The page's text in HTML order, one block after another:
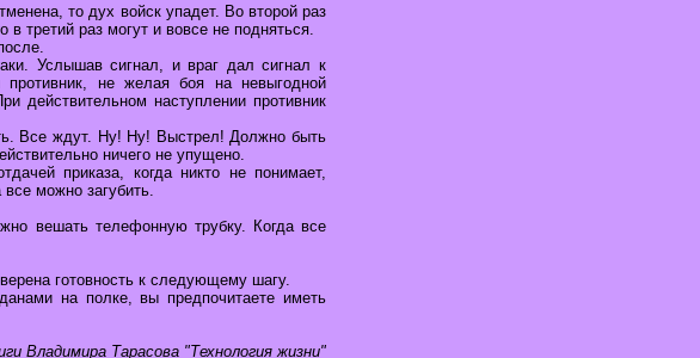
то дух войск упадет. Во второй раз
третий раз могут и вовсе не подняться.
Услышав сигнал, и враг дал сигнал к
не желая боя на невыгодной
действительном наступлении противник
Все ждут. Ну! Ну! Выстрел! Должно быть
ничего не упущено.
приказа, когда никто не понимает,
можно загубить.
вешать телефонную трубку. Когда все
готовность к следующему шагу.
на полке, вы предпочитаете иметь
Владимира Тарасова "Технология жизни"